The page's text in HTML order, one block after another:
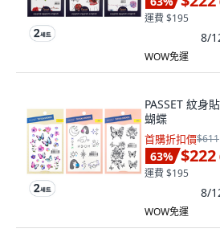
運費 $195
8/
WOW免運
PASSET 紋身
蝴蝶
首購折扣價$611
63% $222
運費 $195
8/
WOW免運